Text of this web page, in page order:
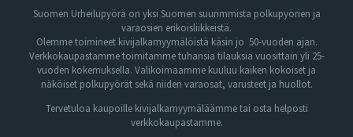
Suomen Urheilupyörä on yksi Suomen suurimmista polkupyörien ja
varaosien erikoisliikkeistä.
Olemme toimineet kivijalkamyymälöistä käsin jo 50-vuoden ajan.
Verkkokaupastamme toimitamme tuhansia tilauksia vuosittain yli 25-
vuoden kokemuksella. Valikoimaamme kuuluu kaiken kokoiset ja
näköiset polkupyörät sekä niiden varaosat, varusteet ja huollot.
Tervetuloa kaupoille kivijalkamyymäläämme tai osta helposti
verkkokaupastamme.